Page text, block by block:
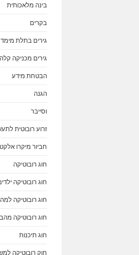
בינה מלאכותית
בקרים
גירים בתלת מימד
גירים מכניקה קלה
הבטחת מידע
הגנה
וסייבר
זרוע רובוטית
חביור מיקרו
חוג רובוטיקה
חוג רובוטיקה
חוג רובוטיקה
חוג רובוטיקה
חוג תיכנות
חוק רובוטיקה